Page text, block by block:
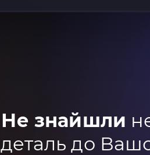
Не знайшли
деталь до